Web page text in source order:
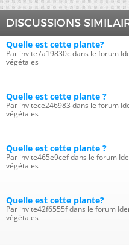
DISCUSSIONS
Quelle est cette plante?
Par invite7a19830c dans le forum
végétales
Quelle est cette plante ?
Par invitece246983 dans le forum
végétales
Quelle est cette plante ?
Par invite465e9cef dans le forum
végétales
Quelle est cette plante?
Par invite42f6555f dans le forum
végétales